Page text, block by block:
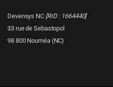
Devensys NC [RID : 1664440]
33 rue de Sebastopol
98 800 Nouméa (NC)